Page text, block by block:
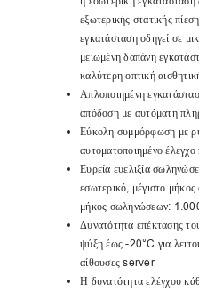
εξωτερικής στατικής
εγκατάσταση οδηγεί σε
μειωμένη δαπάνη
καλύτερη οπτική
Απλοποιημένη
απόδοση με αυτόματη
Εύκολη συμμόρφωση με
αυτοματοποιημένο
Ευρεία ευελιξία
εσωτερικό, μέγιστο
μήκος σωληνώσεων:
Δυνατότητα επέκτασης
ψύξη έως -20°C για
αίθουσες server
Η δυνατότητα ελέγχου